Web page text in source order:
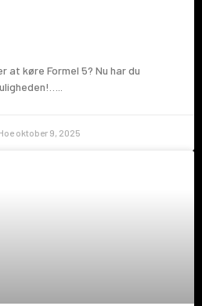
at køre Formel 5? Nu har du
oktober 9, 2025